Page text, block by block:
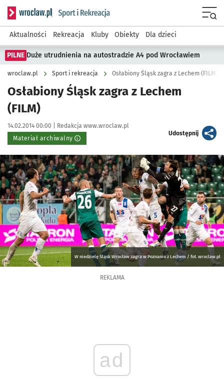
Serwis informacyjny wroclaw.pl podserwis: Sport i rekreacja
Aktualności Rekreacja Kluby Obiekty Dla dzieci
PILNE Duże utrudnienia na autostradzie A4 pod Wrocławiem
wroclaw.pl Sport i rekreacja Osłabiony Śląsk zagra z Lechem (FILM)
Osłabiony Śląsk zagra z Lechem
(FILM)
Data publikacji:
14.02.2014 00:00 | Autor:
Redakcja www.wroclaw.pl
Materiał archiwalny
Udostępnijartykuł
Kliknij, aby powiększyć
W niedzielę Śląsk Wrocław zagra w Poznaniu z Lechem / fot. wroclaw.pl
REKLAMA
ad